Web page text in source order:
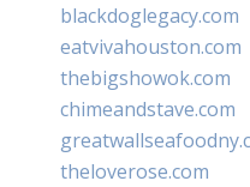
blackdoglegacy.com
eatvivahouston.com
thebigshowok.com
chimeandstave.com
theloverose.com